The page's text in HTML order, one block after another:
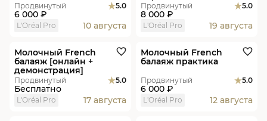
Продвинутый 5.0
6 000 ₽
L'Oréal Pro 10 августа
Продвинутый 5.0
8 000 ₽
L'Oréal Pro 19 августа
Молочный French
балаяж [онлайн +
демонстрация]
Продвинутый 5.0
Бесплатно
L'Oréal Pro 17 августа
Пакет
Молочный French
балаяж практика
Продвинутый 5.0
6 000 ₽
L'Oréal Pro 12 августа
Пакет